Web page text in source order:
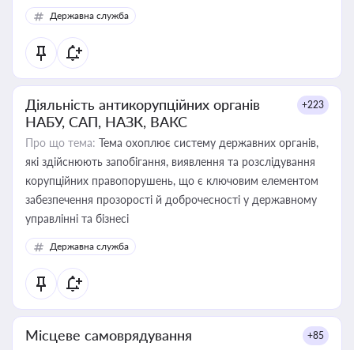
Державна служба
Діяльність антикорупційних органів
НАБУ, САП, НАЗК, ВАКС
+223
Про що тема: Тема охоплює систему державних органів,
які здійснюють запобігання, виявлення та розслідування
корупційних правопорушень, що є ключовим елементом
забезпечення прозорості й доброчесності у державному
управлінні та бізнесі
Державна служба
Місцеве самоврядування +85